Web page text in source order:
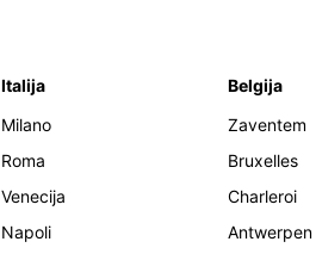
Italija
Milano
Roma
Venecija
Napoli
Belgija
Zaventem
Bruxelles
Charleroi
Antwerpen